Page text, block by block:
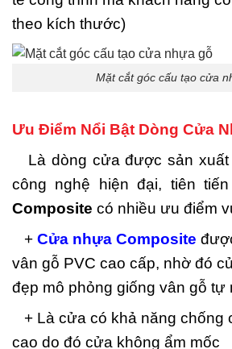
theo kích thước)
Mặt cắt góc cấu tạo cửa
Ưu Điểm Nổi Bật Dòng Cửa
Là dòng cửa được sản xuất
công nghệ hiện đại, tiên
Composite có nhiều ưu điểm
+ Cửa nhựa Composite
vân gỗ PVC cao cấp, nhờ đó
đẹp mô phỏng giống vân gỗ tự
+ Là cửa có khả năng chống
cao do đó cửa không ẩm mốc